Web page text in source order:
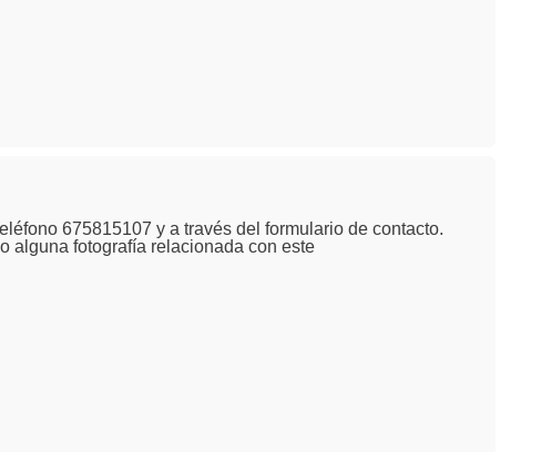
675815107 y a través del formulario de contacto.
alguna fotografía relacionada con este